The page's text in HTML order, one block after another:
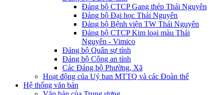
Đảng bộ CTCP Gang thép Thái Nguyên
Đảng bộ Đại học Thái Nguyên
Đảng bộ Bệnh viện TW Thái Nguyên
Đảng bộ CTCP Kim loại màu Thái
Nguyên - Vimico
Đảng bộ Quân sự tỉnh
Đảng bộ Công an tỉnh
Các Đảng bộ Phường, Xã
Hoạt động của Uỷ ban MTTQ và các Đoàn thể
Hệ thống văn bản